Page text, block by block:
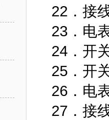
22．接
23．电
24．开
25．开
26．
27．接